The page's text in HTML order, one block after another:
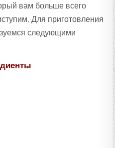
вам больше всего
Для приготовления
следующими